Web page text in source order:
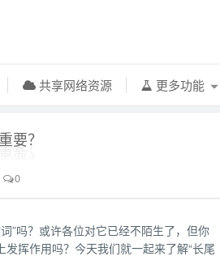
共享网络资源 更多功能
要？
0
”吗？或许各位对它已经不陌生了，但你
挥作用吗？今天我们就一起来了解“长尾